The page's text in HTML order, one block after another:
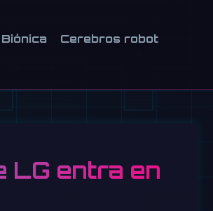
Biónica Cerebros robot
LG entra en